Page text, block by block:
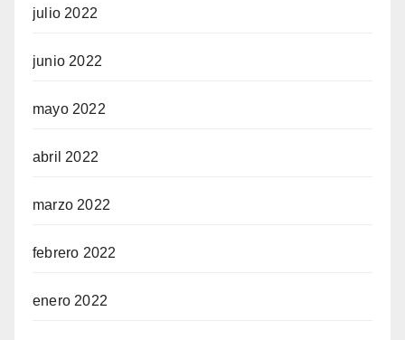
julio 2022
junio 2022
mayo 2022
abril 2022
marzo 2022
febrero 2022
enero 2022